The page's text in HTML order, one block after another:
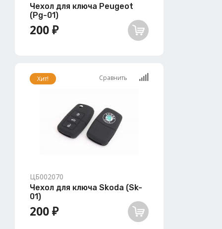
Чехол для ключа Peugeot
(Pg-01)
200 ₽
Хит! Сравнить
ЦБ002070
Чехол для ключа Skoda (Sk-
01)
200 ₽